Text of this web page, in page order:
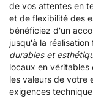
de vos attentes en
et de flexibilité des
bénéficiez d'un
jusqu'à la
durables et
locaux en
les valeurs de votre
exigences